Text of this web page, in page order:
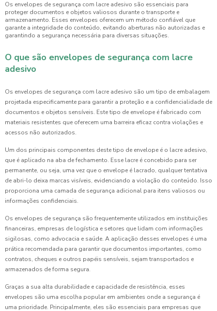
Os envelopes de segurança com lacre adesivo são essenciais para
proteger documentos e objetos valiosos durante o transporte e
armazenamento. Esses envelopes oferecem um método confiável que
garante a integridade do conteúdo, evitando aberturas não autorizadas e
garantindo a segurança necessária para diversas situações.
O que são envelopes de segurança com lacre
adesivo
Os envelopes de segurança com lacre adesivo são um tipo de embalagem
projetada especificamente para garantir a proteção e a confidencialidade de
documentos e objetos sensíveis. Este tipo de envelope é fabricado com
materiais resistentes que oferecem uma barreira eficaz contra violações e
acessos não autorizados.
Um dos principais componentes deste tipo de envelope é o lacre adesivo,
que é aplicado na aba de fechamento. Esse lacre é concebido para ser
permanente, ou seja, uma vez que o envelope é lacrado, qualquer tentativa
de abri-lo deixa marcas visíveis, evidenciando a violação do conteúdo. Isso
proporciona uma camada de segurança adicional para itens valiosos ou
informações confidenciais.
Os envelopes de segurança são frequentemente utilizados em instituições
financeiras, empresas de logística e setores que lidam com informações
sigilosas, como advocacia e saúde. A aplicação desses envelopes é uma
prática recomendada para garantir que documentos importantes, como
contratos, cheques e outros papéis sensíveis, sejam transportados e
armazenados de forma segura.
Graças a sua alta durabilidade e capacidade de resistência, esses
envelopes são uma escolha popular em ambientes onde a segurança é
uma prioridade. Principalmente, eles são essenciais para empresas que